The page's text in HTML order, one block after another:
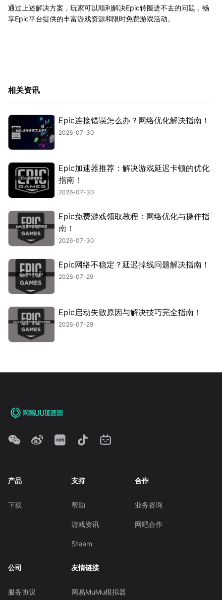
通过上述解决方案，玩家可以顺利解决Epic转圈进不去的问题，畅
享Epic平台提供的丰富游戏资源和限时免费游戏活动。
相关资讯
Epic连接错误怎么办？网络优化解决指南！
2026-07-30
Epic加速器推荐：解决游戏延迟卡顿的优化
指南！
2026-07-30
Epic免费游戏领取教程：网络优化与操作指
南！
2026-07-30
Epic网络不稳定？延迟掉线问题解决指南！
2026-07-29
Epic启动失败原因与解决技巧完全指南！
2026-07-29
产品
下载
支持
帮助
游戏资讯
Steam
合作
业务咨询
网吧合作
公司
服务协议
友情链接
网易MuMu模拟器